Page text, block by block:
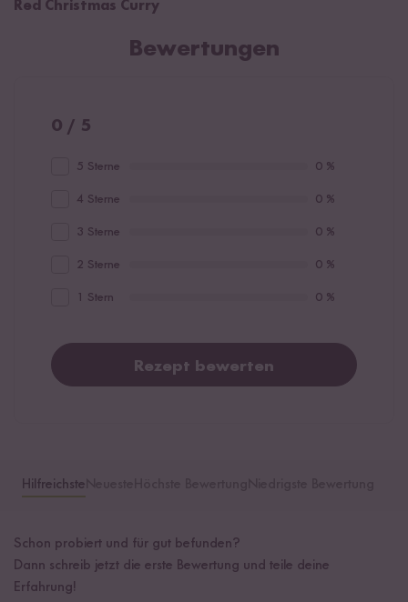
Red Christmas Curry
Bewertungen
0 / 5
5 Sterne 0 %
4 Sterne 0 %
3 Sterne 0 %
2 Sterne 0 %
1 Stern 0 %
Rezept bewerten
Hilfreichste
Schon probiert und für gut befunden?
Dann schreib jetzt die erste Bewertung und teile deine
Erfahrung!